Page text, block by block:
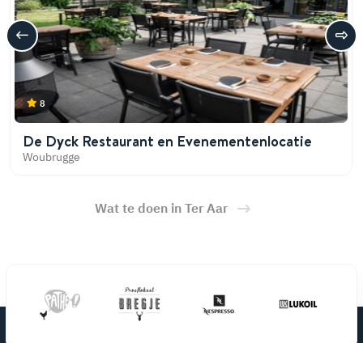
8
De Dyck Restaurant en Evenementenlocatie
Woubrugge
Wat te doen in Ter Aar